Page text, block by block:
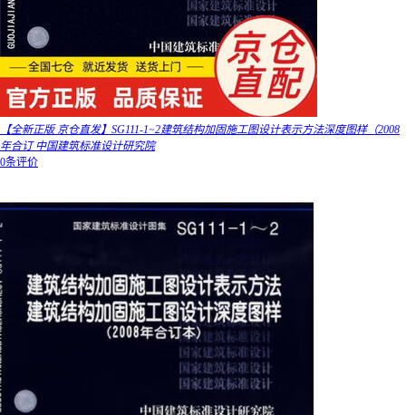
【全新正版 京仓直发】SG111-1~2建筑结构加固施工图设计表示方法深度图样（2008
年合订 中国建筑标准设计研究院
0条评价